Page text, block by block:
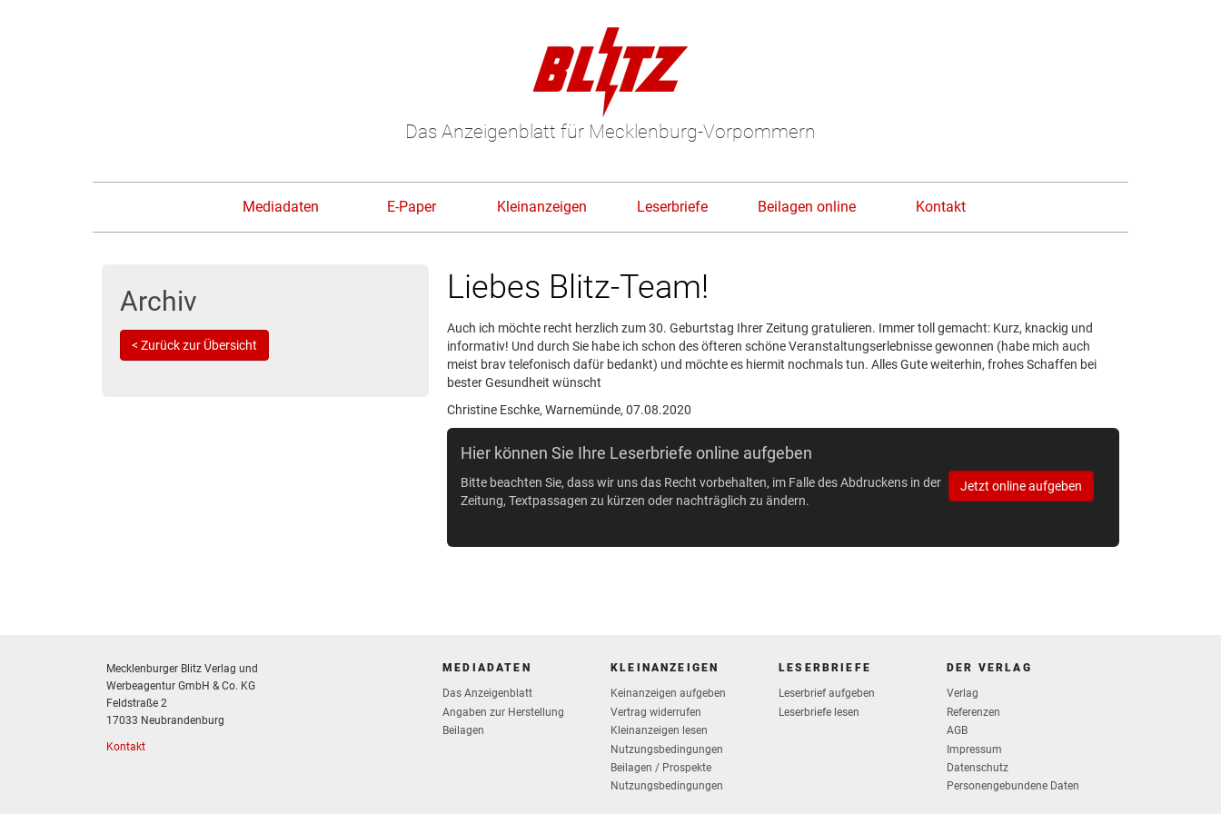
Das Anzeigenblatt für Mecklenburg-Vorpommern
Mediadaten E-Paper Kleinanzeigen Leserbriefe Beilagen online Kontakt
Archiv
< Zurück zur Übersicht
Liebes Blitz-Team!
Auch ich möchte recht herzlich zum 30. Geburtstag Ihrer Zeitung gratulieren. Immer toll gemacht: Kurz, knackig und
informativ! Und durch Sie habe ich schon des öfteren schöne Veranstaltungserlebnisse gewonnen (habe mich auch
meist brav telefonisch dafür bedankt) und möchte es hiermit nochmals tun. Alles Gute weiterhin, frohes Schaffen bei
bester Gesundheit wünscht
Christine Eschke, Warnemünde, 07.08.2020
Hier können Sie Ihre Leserbriefe online aufgeben
Bitte beachten Sie, dass wir uns das Recht vorbehalten, im Falle des Abdruckens in der
Zeitung, Textpassagen zu kürzen oder nachträglich zu ändern.
Jetzt online aufgeben
Mecklenburger Blitz Verlag und
Werbeagentur GmbH & Co. KG
Feldstraße 2
17033 Neubrandenburg
Kontakt
MEDIADATEN
Das Anzeigenblatt
Angaben zur Herstellung
Beilagen
KLEINANZEIGEN
Keinanzeigen aufgeben
Vertrag widerrufen
Kleinanzeigen lesen
Nutzungsbedingungen
Beilagen / Prospekte
Nutzungsbedingungen
LESERBRIEFE
Leserbrief aufgeben
Leserbriefe lesen
DER VERLAG
Verlag
Referenzen
AGB
Impressum
Datenschutz
Personengebundene Daten